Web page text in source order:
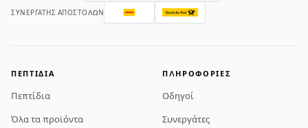
ΣΥΝΕΡΓΆΤΗΣ ΑΠΟΣΤΟΛΏΝ
ΠΕΠΤΊΔΙΑ
Πεπτίδια
Όλα τα προϊόντα
ΠΛΗΡΟΦΟΡΊΕΣ
Οδηγοί
Συνεργάτες